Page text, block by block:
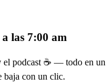
las 7:00 am
el podcast ☕ — todo en un
baja con un clic.